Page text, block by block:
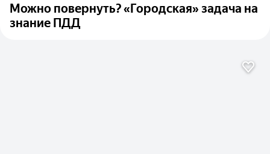
Можно повернуть? «Городская» задача на
знание ПДД